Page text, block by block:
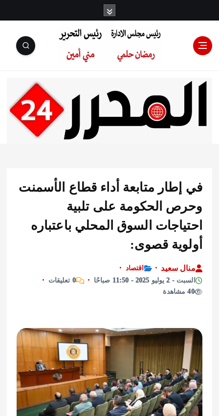
رئيس مجلس
الإدارة: رمضان
التحرير:مني أمين
متابعة أداء قطاع الأسمنت
الحكومة على تلبية
السوق المحلي باعتباره
قصوى:
سعيد
اقتصاد
0 تعليقات